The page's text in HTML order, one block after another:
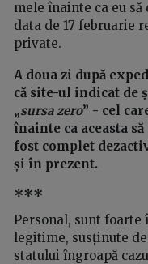
mele înainte ca eu
data de 17 februarie
private.
A doua zi după
că site-ul indicat de
„sursa zero” - cel
înainte ca aceasta
fost complet
și în prezent.
***
Personal, sunt
legitime, susținute
statului îngroapă